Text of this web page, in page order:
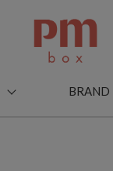
BRAND